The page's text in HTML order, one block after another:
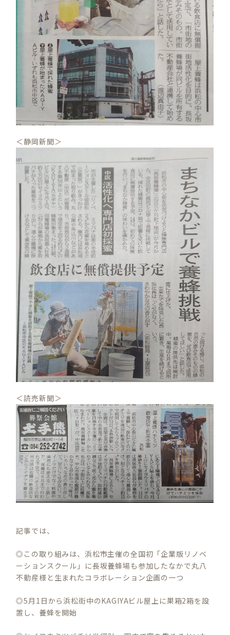
＜静岡新聞＞
＜読売新聞＞
記事では、
◎この取り組みは、浜松市主催の全国初「企業版リノベ
ーションスクール」に長坂養蜂場も参加したなかで丸八
不動産様と生まれたコラボレーション企画の一つ
◎5月1日から浜松街中のKAGIYAビル屋上に巣箱2箱を設
置し、養蜂を開始